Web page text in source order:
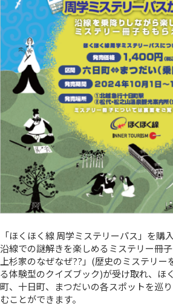
「ほくほく線 周学ミステリーパス」を購
沿線での謎解きを楽しめるミステリー冊
上杉家のなぜなぜ??」(歴史のミステリー
る体験型のクイズブック)が受け取れ、ほ
町、十日町、まつだいの各スポットを巡
むことができます。